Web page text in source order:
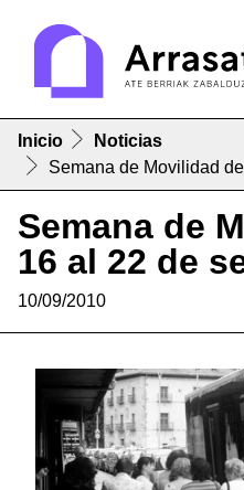
Inicio
Noticias
Semana de Movilidad
Semana de
16 al 22 de
10/09/2010